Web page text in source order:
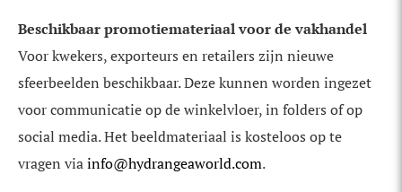
Beschikbaar promotiemateriaal voor de vakhandel
Voor kwekers, exporteurs en retailers zijn nieuwe
sfeerbeelden beschikbaar. Deze kunnen worden ingezet
voor communicatie op de winkelvloer, in folders of op
social media. Het beeldmateriaal is kosteloos op te
vragen viainfo@hydrangeaworld.com.